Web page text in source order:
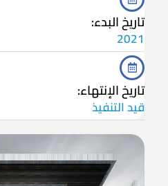
تاريخ البدء:
2021
تاريخ الإنتهاء:
قيد التنفيذ